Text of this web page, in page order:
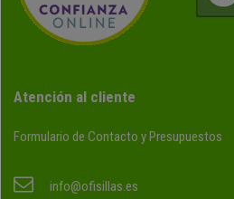
Atención al cliente
Formulario de Contacto y Presupuestos
info@ofisillas.es